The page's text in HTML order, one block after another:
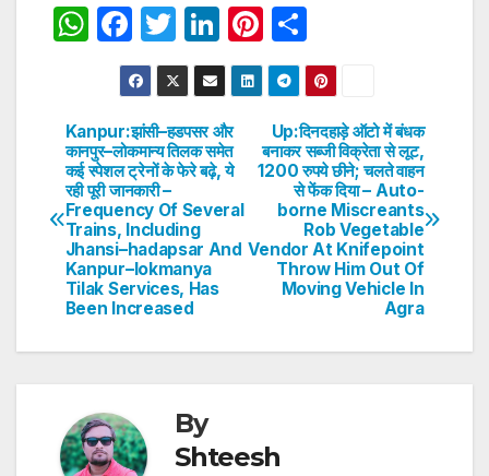
W
s
A
p
p
F
a
c
e
b
o
o
k
T
w
itt
er
Li
n
k
e
dI
n
Pi
nt
er
e
st
h
ar
e
Post
navigation
Up:दिनदहाड़े ऑटो में बंधक
बनाकर सब्जी विक्रेता से लूट,
1200 रुपये छीने; चलते वाहन
से फेंक दिया – Auto-
borne Miscreants
Rob Vegetable
Vendor At Knifepoint
Throw Him Out Of
Moving Vehicle In
Agra
Kanpur:झांसी–हडपसर और
कानपुर–लोकमान्य तिलक समेत
कई स्पेशल ट्रेनों के फेरे बढ़े, ये
रही पूरी जानकारी –
Frequency Of Several
Trains, Including
Jhansi–hadapsar And
Kanpur–lokmanya
Tilak Services, Has
Been Increased
By
Shteesh